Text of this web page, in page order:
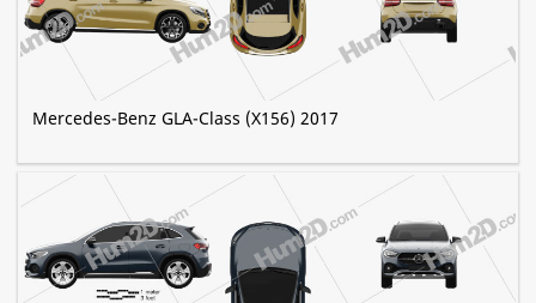
Mercedes-Benz GLA-Class (X156) 2017